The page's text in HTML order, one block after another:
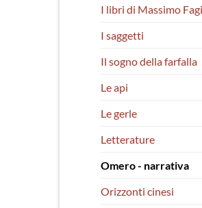
I libri di Massimo
I saggetti
Il sogno della farfalla
Le api
Le gerle
Letterature
Omero - narrativa
Orizzonti cinesi